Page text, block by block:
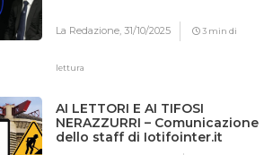
La Redazione,31/10/2025 3 min di
lettura
AI LETTORI E AI TIFOSI
NERAZZURRI – Comunicazione
dello staff di Iotifointer.it